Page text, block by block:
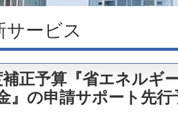
サービス
正予算『省エネルギ
』の申請サポート先行